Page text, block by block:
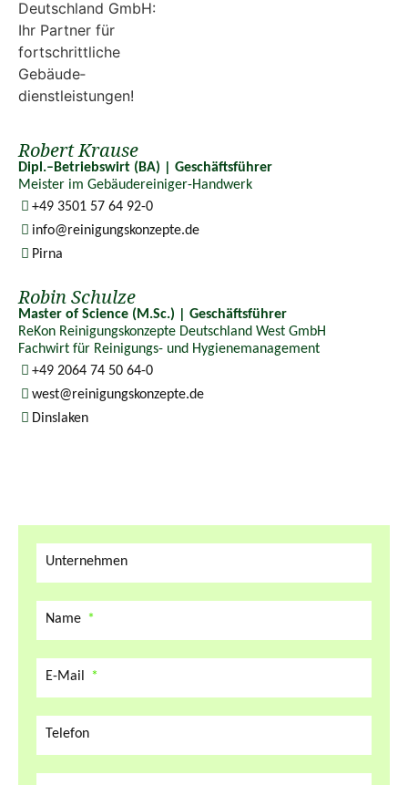
Robert Krause
Dipl.–Betriebswirt (BA) | Geschäftsführer
Meister im Gebäudereiniger-Handwerk
+49 3501 57 64 92-0
info@reinigungskonzepte.de
Pirna
Robin Schulze
Master of Science (M.Sc.) | Geschäftsführer
ReKon Reinigungskonzepte Deutschland West GmbH
Fachwirt für Reinigungs- und Hygienemanagement
+49 2064 74 50 64-0
west@reinigungskonzepte.de
Dinslaken
Unternehmen
Name
E-Mail
Telefon